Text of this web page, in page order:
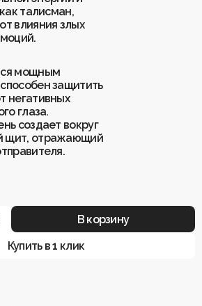
Мастера: искусство
уходу
конфиденциальности
соглашение
Светлана Михайловна
263500194811
305263515900181
талисман,
влияния злых
мощным
защитить
негативных
глаза.
создает вокруг
щит, отражающий
В корзину
Купить в 1 клик